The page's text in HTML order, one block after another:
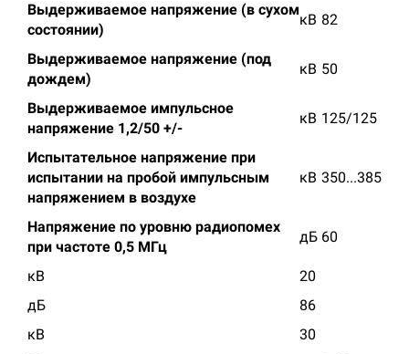
Выдерживаемое напряжение (в сухом
состоянии)
кВ 82
Выдерживаемое напряжение (под
дождем)
кВ 50
Выдерживаемое импульсное
напряжение 1,2/50 +/-
кВ 125/125
Испытательное напряжение при
испытании на пробой импульсным
напряжением в воздухе
кВ 350...385
Напряжение по уровню радиопомех
при частоте 0,5 МГц
дБ 60
кВ
20
дБ
86
кВ
30